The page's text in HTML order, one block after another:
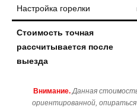
Настройка горелки
Стоимость точная
рассчитывается после
выезда
Внимание. Данная
ориентированной,